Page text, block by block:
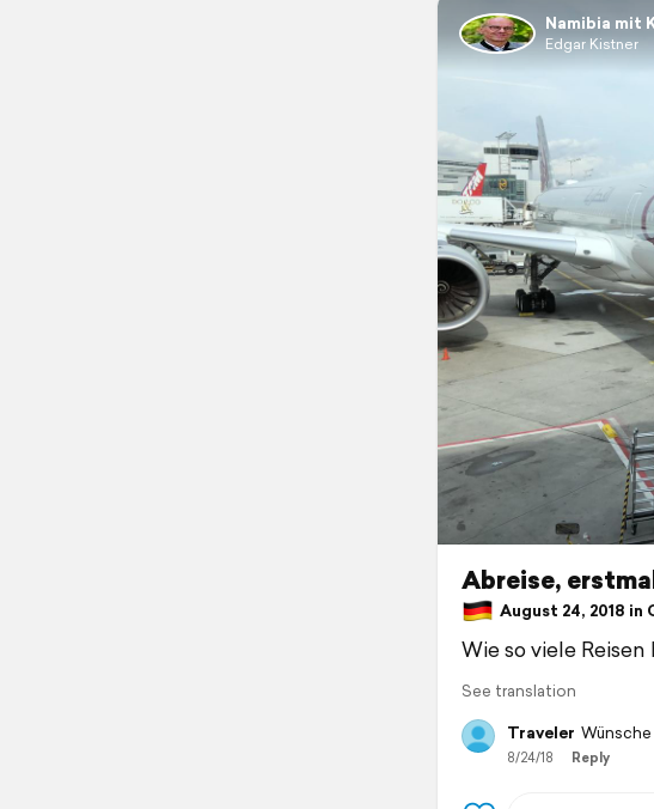
Namibia mit
Edgar Kistner
Abreise,
August 24, 2018 in
Wie so viele
See translation
Traveler
8/24/18 Reply